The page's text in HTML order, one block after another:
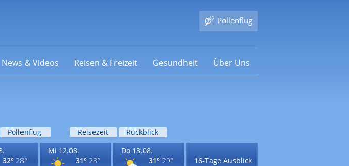
Pollenflug
News & Videos Reisen & Freizeit Gesundheit Über Uns
Pollenflug Reisezeit
Rückblick
32° 28°
Mi 12.08.
31° 28°
Do 13.08.
31° 29° 16-Tage Ausblick